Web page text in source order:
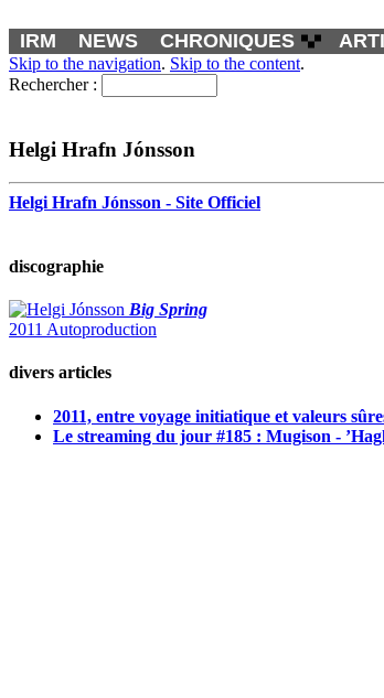
IRM NEWS CHRONIQUES
Skip to the navigation. Skip to the content.
Rechercher :
Helgi Hrafn Jónsson
Helgi Hrafn Jónsson - Site Officiel
discographie
Big Spring
2011 Autoproduction
divers articles
2011, entre voyage initiatique et valeurs
Le streaming du jour #185 : Mugison -